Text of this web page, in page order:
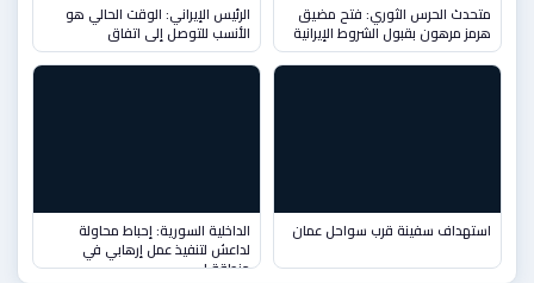
متحدث الحرس الثوري: فتح مضيق
هرمز مرهون بقبول الشروط الإيرانية
الرئيس الإيراني: الوقت الحالي هو
الأنسب للتوصل إلى اتفاق
استهداف سفينة قرب سواحل عمان الداخلية السورية: إحباط محاولة
لداعش لتنفيذ عمل إرهابي في
منطقة ا